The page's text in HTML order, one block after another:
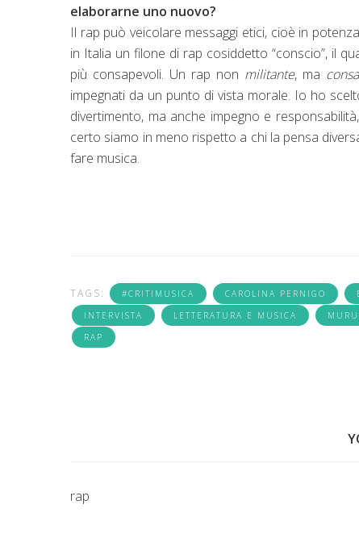
elaborarne uno nuovo?
Il rap può veicolare messaggi etici, cioè in
in Italia un filone di rap cosiddetto “conscio”, il
più consapevoli. Un rap non militante, ma
impegnati da un punto di vista morale. Io ho
divertimento, ma anche impegno e
certo siamo in meno rispetto a chi la pensa
fare musica.
TAGS: #CRITIMUSICA CAROLINA PERNIGO
INTERVISTA
LETTERATURA E MUSICA
RAP
rap